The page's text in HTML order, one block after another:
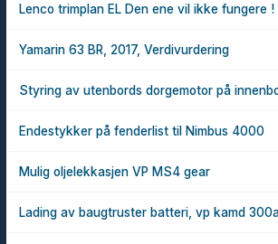
Lenco trimplan EL Den ene vil ikke fungere !
Yamarin 63 BR, 2017, Verdivurdering
Styring av utenbords dorgemotor på
Endestykker på fenderlist til Nimbus 4000
Mulig oljelekkasjen VP MS4 gear
Lading av baugtruster batteri, vp kamd